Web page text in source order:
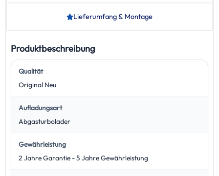
Lieferumfang & Montage
Produktbeschreibung
Qualität
Original Neu
Aufladungsart
Abgasturbolader
Gewährleistung
2 Jahre Garantie - 5 Jahre Gewährleistung